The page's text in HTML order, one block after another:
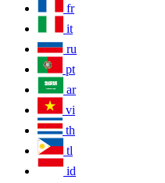
fr
it
ru
pt
ar
vi
th
tl
id